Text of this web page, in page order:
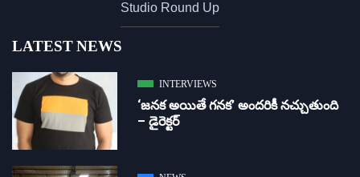
Studio Round Up
LATEST NEWS
INTERVIEWS
‘జ‌న‌క అయితే గ‌న‌క‌’ అందరికీ నచ్చుతుంది
– డైరెక్ట‌ర్